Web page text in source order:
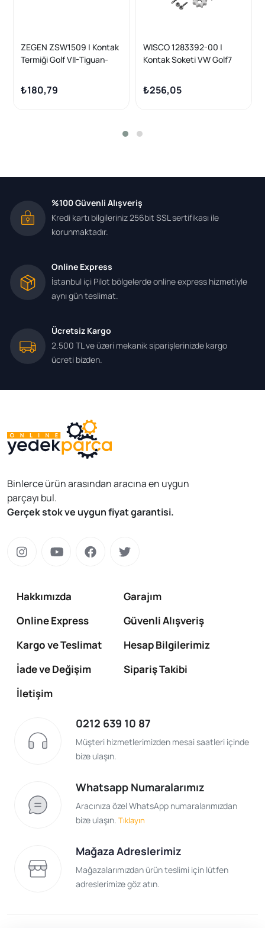
ZEGEN ZSW1509 | Kontak
Termiği Golf VII-Tiguan-
Q2-Karoq-Kodiaq 2012 -
₺180,79
WISCO 1283392-00 |
Kontak Soketi VW Golf7
₺256,05
%100 Güvenli Alışveriş
Kredi kartı bilgileriniz 256bit SSL sertifikası ile
korunmaktadır.
Online Express
İstanbul içi Pilot bölgelerde online express hizmetiyle
aynı gün teslimat.
Ücretsiz Kargo
2.500 TL ve üzeri mekanik siparişlerinizde kargo
ücreti bizden.
Binlerce ürün arasından aracına en uygun
parçayı bul.
Gerçek stok ve uygun fiyat garantisi.
Hakkımızda
Garajım
Online Express
Güvenli Alışveriş
Kargo ve Teslimat
Hesap Bilgilerimiz
İade ve Değişim
Sipariş Takibi
İletişim
0212 639 10 87
Müşteri hizmetlerimizden mesai saatleri içinde
bize ulaşın.
Whatsapp Numaralarımız
Aracınıza özel WhatsApp numaralarımızdan
bize ulaşın. Tıklayın
Mağaza Adreslerimiz
Mağazalarımızdan ürün teslimi için lütfen
adreslerimize göz atın.